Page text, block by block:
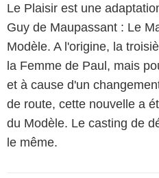
Le Plaisir est une
Guy de Maupassant : Le
Modèle. A l'origine, la
la Femme de Paul, mais
et à cause d'un
de route, cette nouvelle a
du Modèle. Le casting de
le même.